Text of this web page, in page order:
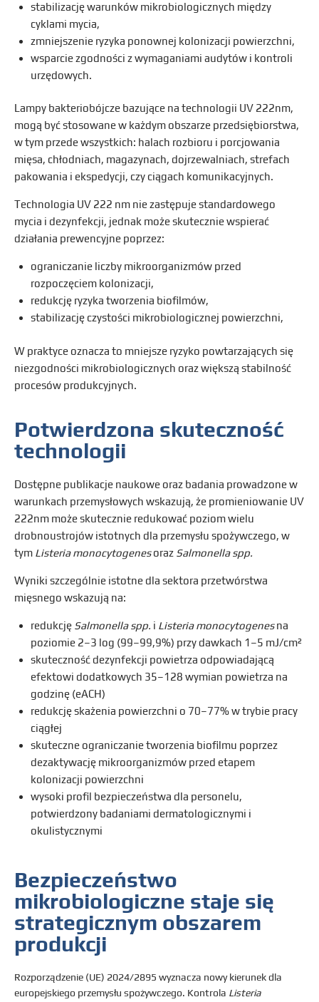
stabilizację warunków mikrobiologicznych między
cyklami mycia,
zmniejszenie ryzyka ponownej kolonizacji powierzchni,
wsparcie zgodności z wymaganiami audytów i kontroli
urzędowych.
Lampy bakteriobójcze bazujące na technologii UV 222nm,
mogą być stosowane w każdym obszarze przedsiębiorstwa,
w tym przede wszystkich: halach rozbioru i porcjowania
mięsa, chłodniach, magazynach, dojrzewalniach, strefach
pakowania i ekspedycji, czy ciągach komunikacyjnych.
Technologia UV 222 nm nie zastępuje standardowego
mycia i dezynfekcji, jednak może skutecznie wspierać
działania prewencyjne poprzez:
ograniczanie liczby mikroorganizmów przed
rozpoczęciem kolonizacji,
redukcję ryzyka tworzenia biofilmów,
stabilizację czystości mikrobiologicznej powierzchni,
W praktyce oznacza to mniejsze ryzyko powtarzających się
niezgodności mikrobiologicznych oraz większą stabilność
procesów produkcyjnych.
Potwierdzona skuteczność
technologii
Dostępne publikacje naukowe oraz badania prowadzone w
warunkach przemysłowych wskazują, że promieniowanie UV
222nm może skutecznie redukować poziom wielu
drobnoustrojów istotnych dla przemysłu spożywczego, w
tym Listeria monocytogenesoraz Salmonella spp.
Wyniki szczególnie istotne dla sektora przetwórstwa
mięsnego wskazują na:
redukcję Salmonella spp. i Listeria monocytogenesna
poziomie 2–3 log (99–99,9%) przy dawkach 1–5 mJ/cm²
skuteczność dezynfekcji powietrza odpowiadającą
efektowi dodatkowych 35–128 wymian powietrza na
godzinę (eACH)
redukcję skażenia powierzchni o 70–77% w trybie pracy
ciągłej
skuteczne ograniczanie tworzenia biofilmu poprzez
dezaktywację mikroorganizmów przed etapem
kolonizacji powierzchni
wysoki profil bezpieczeństwa dla personelu,
potwierdzony badaniami dermatologicznymi i
okulistycznymi
Bezpieczeństwo
mikrobiologiczne staje się
strategicznym obszarem
produkcji
Rozporządzenie (UE) 2024/2895 wyznacza nowy kierunek dla
europejskiego przemysłu spożywczego. Kontrola Listeria